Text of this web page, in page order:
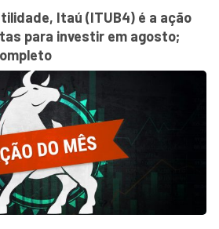
Itaú (ITUB4) é a ação
para investir em agosto;